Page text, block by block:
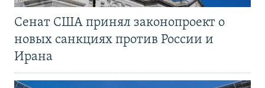
Сенат США принял законопроект о
новых санкциях против России и
Ирана